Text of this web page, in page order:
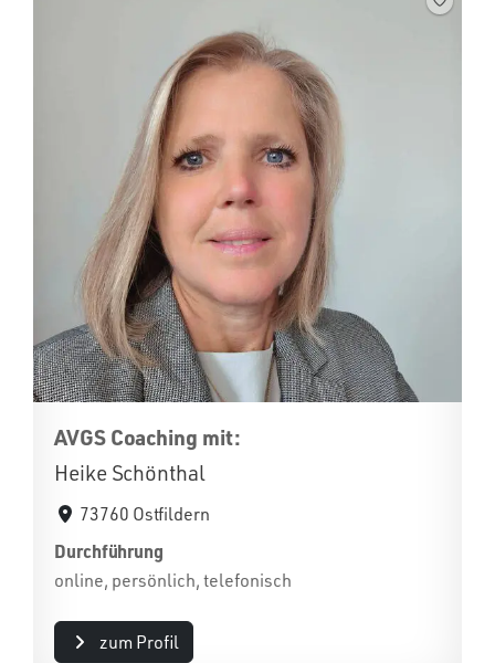
AVGS Coaching mit:
Heike Schönthal
73760 Ostfildern
Durchführung
online, persönlich, telefonisch
zum Profil